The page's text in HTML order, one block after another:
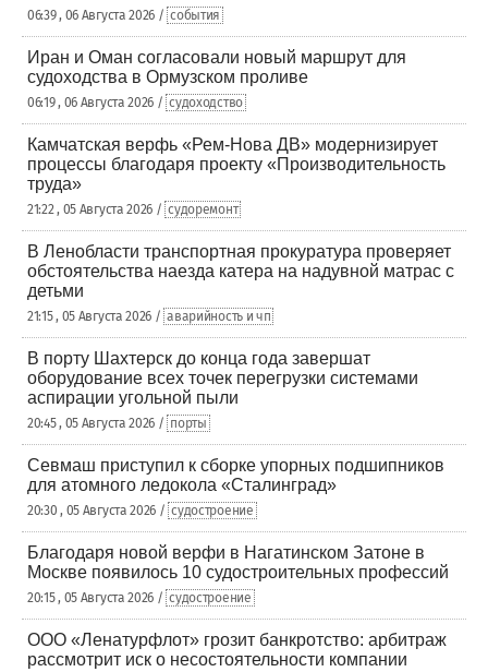
06:39 , 06 Августа 2026 / события
Иран и Оман согласовали новый маршрут для
судоходства в Ормузском проливе
06:19 , 06 Августа 2026 / судоходство
Камчатская верфь «Рем-Нова ДВ» модернизирует
процессы благодаря проекту «Производительность
труда»
21:22 , 05 Августа 2026 / судоремонт
В Ленобласти транспортная прокуратура проверяет
обстоятельства наезда катера на надувной матрас с
детьми
21:15 , 05 Августа 2026 / аварийность и чп
В порту Шахтерск до конца года завершат
оборудование всех точек перегрузки системами
аспирации угольной пыли
20:45 , 05 Августа 2026 / порты
Севмаш приступил к сборке упорных подшипников
для атомного ледокола «Сталинград»
20:30 , 05 Августа 2026 / судостроение
Благодаря новой верфи в Нагатинском Затоне в
Москве появилось 10 судостроительных профессий
20:15 , 05 Августа 2026 / судостроение
ООО «Ленатурфлот» грозит банкротство: арбитраж
рассмотрит иск о несостоятельности компании